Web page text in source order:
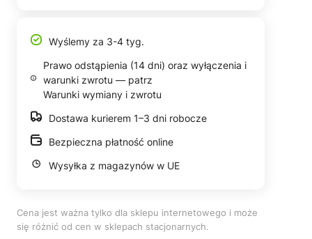
Wyślemy za 3-4 tyg.
Prawo odstąpienia (14 dni) oraz wyłączenia i
warunki zwrotu — patrz
Warunki wymiany i zwrotu
Dostawa kurierem 1–3 dni robocze
Bezpieczna płatność online
Wysyłka z magazynów w UE
Cena jest ważna tylko dla sklepu internetowego i może
się różnić od cen w sklepach stacjonarnych.